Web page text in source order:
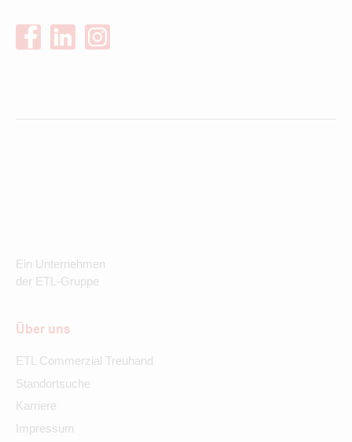
Ein Unternehmen
der ETL-Gruppe
Über uns
ETL Commerzial Treuhand
Standortsuche
Karriere
Impressum